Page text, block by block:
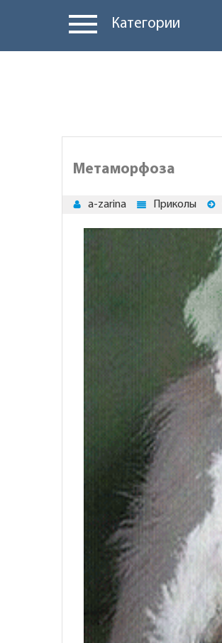
Категории
Метаморфоза
a-zarina Приколы